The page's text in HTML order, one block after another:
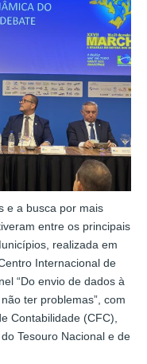
e a busca por mais
entre os principais
realizada em
Internacional de
“Do envio de dados à
ter problemas”, com
Contabilidade (CFC),
Tesouro Nacional e de